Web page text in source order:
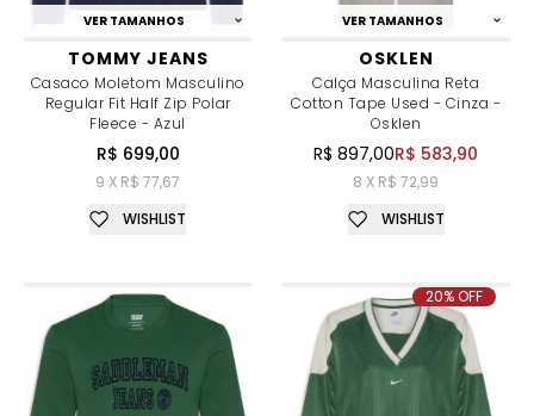
VER TAMANHOS
TOMMY JEANS
Casaco Moletom Masculino
Regular Fit Half Zip Polar
Fleece - Azul
R$ 699,00
9 X R$ 77,67
WISHLIST
VER TAMANHOS
OSKLEN
Calça Masculina Reta
Cotton Tape Used - Cinza -
Osklen
R$ 897,00R$ 583,90
8 X R$ 72,99
WISHLIST
20% OFF